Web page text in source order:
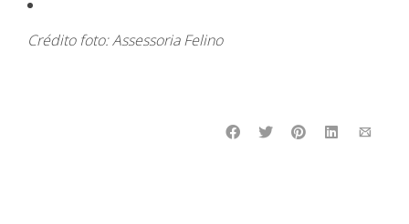
Crédito foto: Assessoria Felino